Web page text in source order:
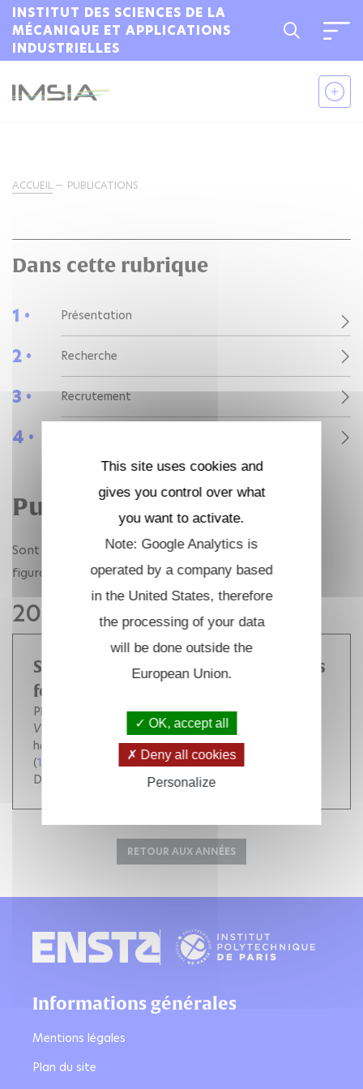
INSTITUT DES SCIENCES DE LA
MÉCANIQUE ET APPLICATIONS
INDUSTRIELLES
ACCUEIL PUBLICATIONS
Dans cette rubrique
1 • Présentation
2 • Recherche
3 • Recrutement
4 •
Publications
Sont listées ci-dessous, par année, les publications
figurant dans l'archive ouverte HAL.
2008
Stability of non-localized responses
for damaging materials
Pham Kim
Marigo J.
Vietnam Journal of Mechanics, Viện Hàn Lâm Khoa
học và Công nghệ Việt Nam, 2008, 30 (4).
(10.15625/0866-7136/30/4/5636)
DOI :
10.15625/0866-7136/30/4/5636
RETOUR AUX ANNÉES
Informations générales
Mentions légales
Plan du site
This site uses cookies and
gives you control over what
you want to activate.
Note: Google Analytics is
operated by a company based
in the United States, therefore
the processing of your data
will be done outside the
European Union.
OK, accept all
Deny all cookies
Personalize